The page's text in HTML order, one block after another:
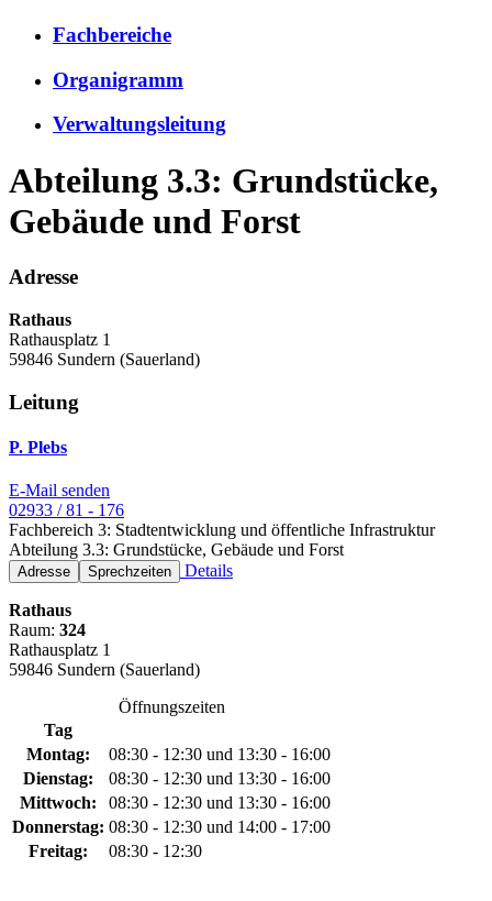
Fachbereiche
Organigramm
Verwaltungsleitung
Abteilung 3.3: Grundstücke,
Gebäude und Forst
Adresse
Rathaus
Rathausplatz 1
59846 Sundern (Sauerland)
Leitung
P. Plebs
E-Mail senden
02933 / 81 - 176
Fachbereich 3: Stadtentwicklung und öffentliche Infrastruktur
Abteilung 3.3: Grundstücke, Gebäude und Forst
Adresse Sprechzeiten Details
Rathaus
Raum: 324
Rathausplatz 1
59846 Sundern (Sauerland)
Öffnungszeiten
Tag
Montag:
08:30 - 12:30 und 13:30 - 16:00
Dienstag:
08:30 - 12:30 und 13:30 - 16:00
Mittwoch:
08:30 - 12:30 und 13:30 - 16:00
Donnerstag: 08:30 - 12:30 und 14:00 - 17:00
Freitag:
08:30 - 12:30